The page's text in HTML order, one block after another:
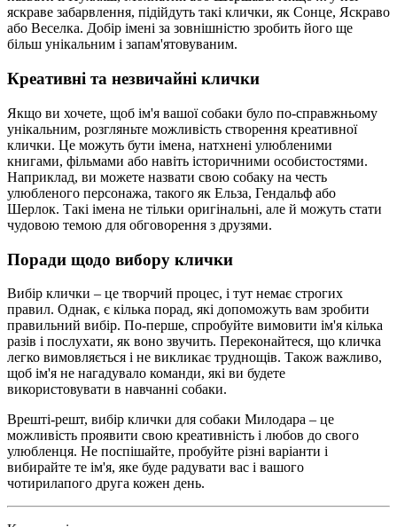
яскраве забарвлення, підійдуть такі клички, як Сонце, Яскраво
або Веселка. Добір імені за зовнішністю зробить його ще
більш унікальним і запам'ятовуваним.
Креативні та незвичайні клички
Якщо ви хочете, щоб ім'я вашої собаки було по-справжньому
унікальним, розгляньте можливість створення креативної
клички. Це можуть бути імена, натхнені улюбленими
книгами, фільмами або навіть історичними особистостями.
Наприклад, ви можете назвати свою собаку на честь
улюбленого персонажа, такого як Ельза, Гендальф або
Шерлок. Такі імена не тільки оригінальні, але й можуть стати
чудовою темою для обговорення з друзями.
Поради щодо вибору клички
Вибір клички – це творчий процес, і тут немає строгих
правил. Однак, є кілька порад, які допоможуть вам зробити
правильний вибір. По-перше, спробуйте вимовити ім'я кілька
разів і послухати, як воно звучить. Переконайтеся, що кличка
легко вимовляється і не викликає труднощів. Також важливо,
щоб ім'я не нагадувало команди, які ви будете
використовувати в навчанні собаки.
Врешті-решт, вибір клички для собаки Милодара – це
можливість проявити свою креативність і любов до свого
улюбленця. Не поспішайте, пробуйте різні варіанти і
вибирайте те ім'я, яке буде радувати вас і вашого
чотирилапого друга кожен день.